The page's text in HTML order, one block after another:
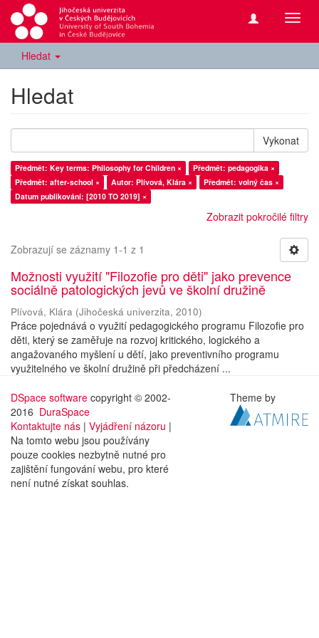
Hledat
Hledat
Vykonat
Předmět: Key terms: Philosophy for Children ×
Předmět: pedagogika ×
Předmět: after-school ×
Autor: Plívová, Klára ×
Předmět: volný čas ×
Datum publikování: [2010 TO 2019] ×
Zobrazit pokročilé filtry
Zobrazují se záznamy 1-1 z 1
Možnosti využití "Filozofie pro děti" jako prevence
sociálně patologických jevů ve školní družině
Plívová, Klára (Jihočeská univerzita, 2010)
Práce pojednává o využití pedagogického programu Filozofie pro
děti, který se zaměřuje na rozvoj kritického, logického a
angažovaného myšlení u dětí, jako preventivního programu
využitelného ve školní družině při předcházení ...
DSpace software copyright © 2002-
2016 DuraSpace
Kontaktujte nás | Vyjádření názoru |
Na tomto webu jsou používány
pouze cookies nezbytně nutné pro
zajištění fungování webu, pro které
není nutné získat souhlas.
Theme by